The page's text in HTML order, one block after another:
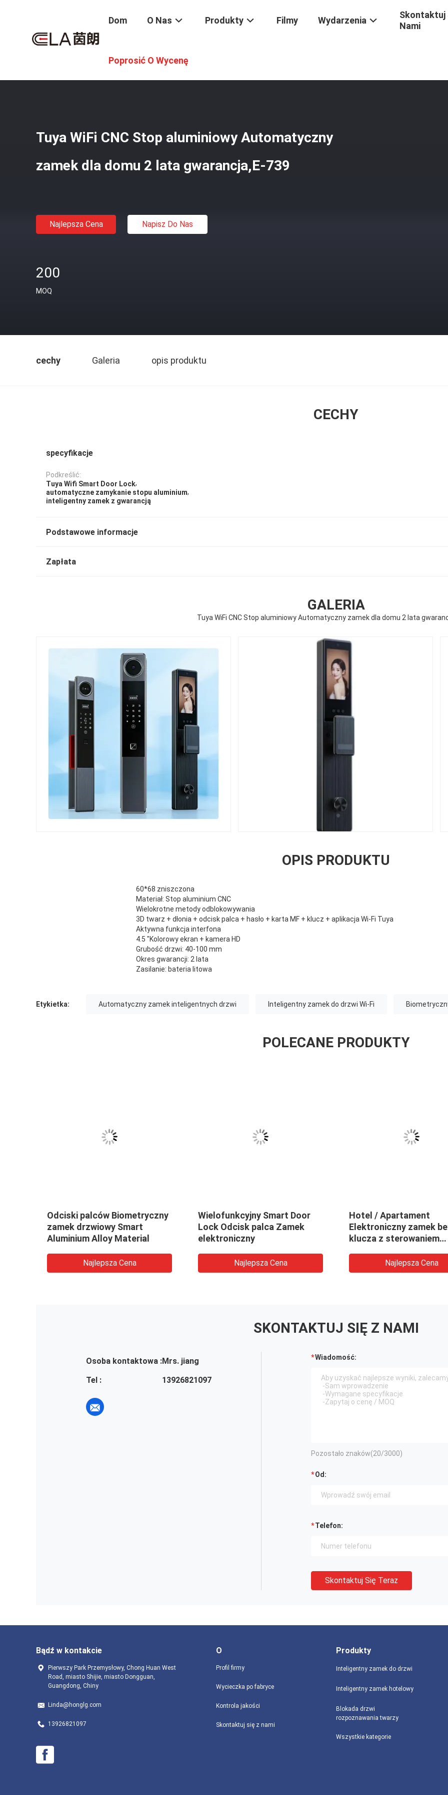
Dom O Nas Produkty Filmy Wydarzenia
Skontaktuj
Nami
Poprosić O Wycenę
Tuya WiFi CNC Stop aluminiowy Automatyczny
zamek dla domu 2 lata gwarancja,E-739
Najlepsza Cena Napisz Do Nas
200
MOQ
cechy Galeria opis produktu
CECHY
specyfikacje
Podkreślić:
Tuya Wifi Smart Door Lock,
automatyczne zamykanie stopu aluminium,
inteligentny zamek z gwarancją
Podstawowe informacje
Zapłata
GALERIA
Tuya WiFi CNC Stop aluminiowy Automatyczny zamek dla domu 2 lata
OPIS PRODUKTU
60*68 zniszczona
Materiał: Stop aluminium CNC
Wielokrotne metody odblokowywania
3D twarz + dłonia + odcisk palca + hasło + karta MF + klucz + aplikacja Wi-Fi Tuya
Aktywna funkcja interfona
4.5 "Kolorowy ekran + kamera HD
Grubość drzwi: 40-100 mm
Okres gwarancji: 2 lata
Zasilanie: bateria litowa
Etykietka: Automatyczny zamek inteligentnych drzwi Inteligentny zamek do drzwi Wi-Fi
POLECANE PRODUKTY
Odciski palców Biometryczny
zamek drzwiowy Smart
Aluminium Alloy Material
Najlepsza Cena
Wielofunkcyjny Smart Door
Lock Odcisk palca Zamek
elektroniczny
Najlepsza Cena
Hotel / Apartament
Elektroniczny zamek
klucza z sterowaniem
Najlepsza Cena
SKONTAKTUJ SIĘ Z NAMI
Osoba kontaktowa :Mrs. jiang
Tel :
13926821097
Wiadomość:
Pozostało znaków(20/3000)
Od:
Telefon:
Skontaktuj Się Teraz
Bądź w kontakcie
Pierwszy Park Przemysłowy, Chong Huan West
Road, miasto Shijie, miasto Dongguan,
Guangdong, Chiny
Linda@honglg.com
13926821097
O
Profil firmy
Wycieczka po fabryce
Kontrola jakości
Skontaktuj się z nami
Produkty
Inteligentny zamek do drzwi
Inteligentny zamek hotelowy
Blokada drzwi
rozpoznawania twarzy
Wszystkie kategorie